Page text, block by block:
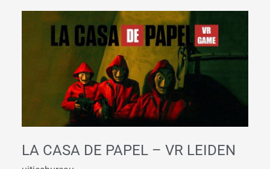
LA CASA DE PAPEL – VR LEIDEN
Leiden